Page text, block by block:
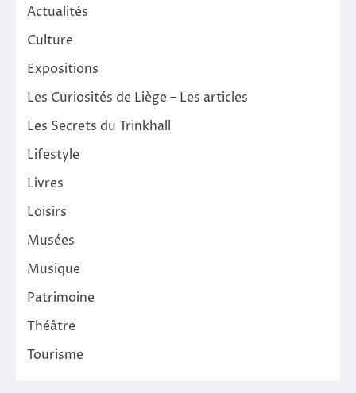
Actualités
Culture
Expositions
Les Curiosités de Liège – Les articles
Les Secrets du Trinkhall
Lifestyle
Livres
Loisirs
Musées
Musique
Patrimoine
Théâtre
Tourisme